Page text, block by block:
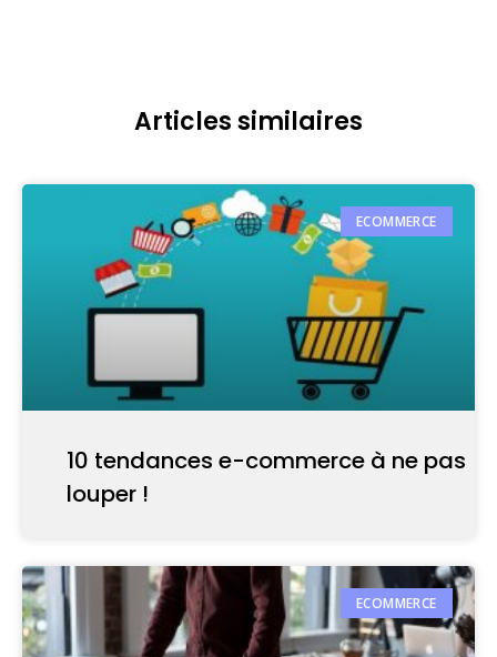
Articles similaires
ECOMMERCE
10 tendances e-commerce à ne pas
louper !
ECOMMERCE